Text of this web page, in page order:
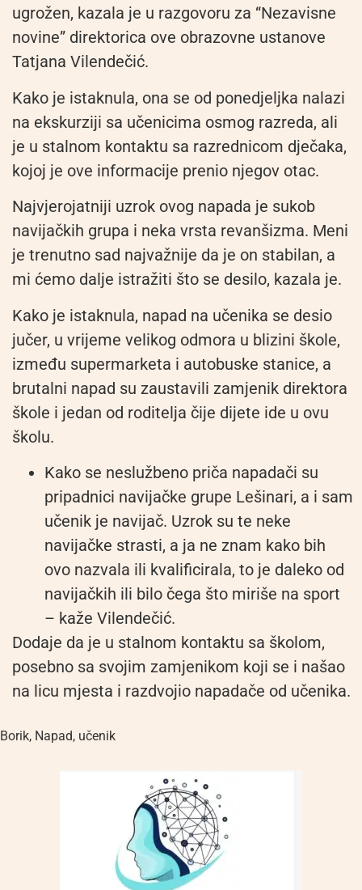
ugrožen, kazala je u razgovoru za “Nezavisne
novine” direktorica ove obrazovne ustanove
Tatjana Vilendečić.
Kako je istaknula, ona se od ponedjeljka nalazi
na ekskurziji sa učenicima osmog razreda, ali
je u stalnom kontaktu sa razrednicom dječaka,
kojoj je ove informacije prenio njegov otac.
Najvjerojatniji uzrok ovog napada je sukob
navijačkih grupa i neka vrsta revanšizma. Meni
je trenutno sad najvažnije da je on stabilan, a
mi ćemo dalje istražiti što se desilo, kazala je.
Kako je istaknula, napad na učenika se desio
jučer, u vrijeme velikog odmora u blizini škole,
između supermarketa i autobuske stanice, a
brutalni napad su zaustavili zamjenik direktora
škole i jedan od roditelja čije dijete ide u ovu
školu.
Kako se neslužbeno priča napadači su
pripadnici navijačke grupe Lešinari, a i sam
učenik je navijač. Uzrok su te neke
navijačke strasti, a ja ne znam kako bih
ovo nazvala ili kvalificirala, to je daleko od
navijačkih ili bilo čega što miriše na sport
– kaže Vilendečić.
Dodaje da je u stalnom kontaktu sa školom,
posebno sa svojim zamjenikom koji se i našao
na licu mjesta i razdvojio napadače od učenika.
Borik, Napad, učenik